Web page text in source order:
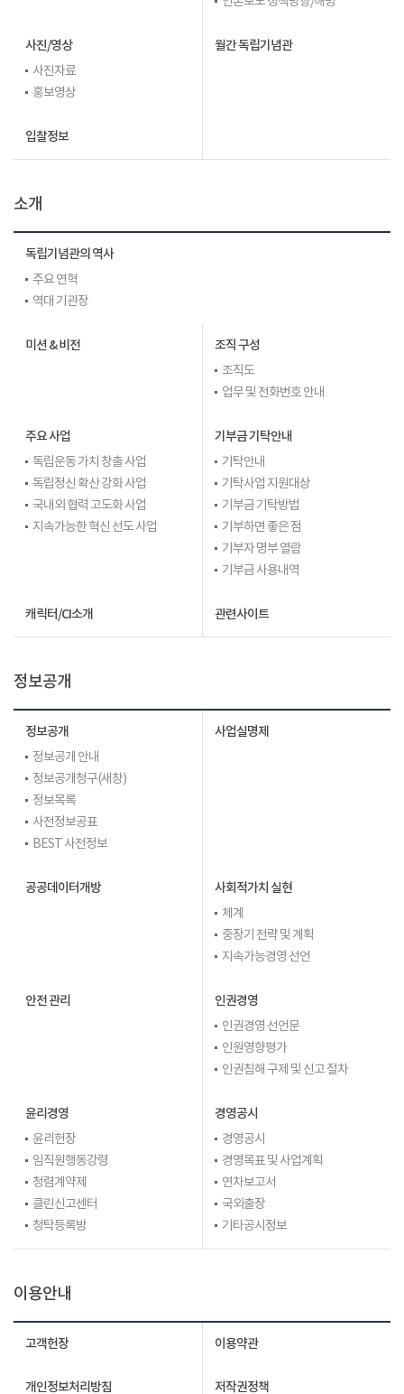
사진/영상
사진자료
홍보영상
월간 독립기념관
입찰정보
소개
독립기념관의 역사
주요 연혁
역대 기관장
미션 & 비전 조직 구성
조직도
업무 및 전화번호 안내
주요 사업
독립운동 가치 창출 사업
독립정신 확산 강화 사업
국내외 협력 고도화 사업
지속가능한 혁신 선도 사업
기부금 기탁안내
기탁안내
기탁사업 지원대상
기부금 기탁방법
기부하면 좋은 점
기부자 명부 열람
기부금 사용내역
캐릭터/CI소개 관련사이트
정보공개
정보공개
정보공개 안내
정보공개청구(새창)
정보목록
사전정보공표
BEST 사전정보
사업실명제
공공데이터개방 사회적가치 실현
체계
중장기 전략 및 계획
지속가능경영 선언
안전 관리 인권경영
인권경영 선언문
인원영향평가
인권침해 구제 및 신고 절차
윤리경영
윤리헌장
임직원행동강령
청렴계약제
클린신고센터
청탁등록방
경영공시
경영공시
경영목표 및 사업계획
연차보고서
국외출장
기타공시정보
이용안내
고객헌장 이용약관
개인정보처리방침 저작권정책